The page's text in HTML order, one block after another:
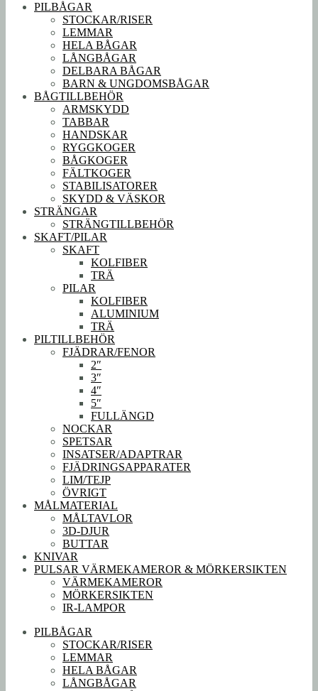
PILBÅGAR
STOCKAR/RISER
LEMMAR
HELA BÅGAR
LÅNGBÅGAR
DELBARA BÅGAR
BARN & UNGDOMSBÅGAR
BÅGTILLBEHÖR
ARMSKYDD
TABBAR
HANDSKAR
RYGGKOGER
BÅGKOGER
FÄLTKOGER
STABILISATORER
SKYDD & VÄSKOR
STRÄNGAR
STRÄNGTILLBEHÖR
SKAFT/PILAR
SKAFT
KOLFIBER
TRÄ
PILAR
KOLFIBER
ALUMINIUM
TRÄ
PILTILLBEHÖR
FJÄDRAR/FENOR
2″
3″
4″
5″
FULLÄNGD
NOCKAR
SPETSAR
INSATSER/ADAPTRAR
FJÄDRINGSAPPARATER
LIM/TEJP
ÖVRIGT
MÅLMATERIAL
MÅLTAVLOR
3D-DJUR
BUTTAR
KNIVAR
PULSAR VÄRMEKAMEROR & MÖRKERSIKTEN
VÄRMEKAMEROR
MÖRKERSIKTEN
IR-LAMPOR
PILBÅGAR
STOCKAR/RISER
LEMMAR
HELA BÅGAR
LÅNGBÅGAR